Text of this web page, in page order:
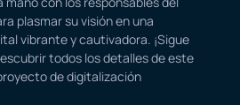
plasmar su visión en una
vibrante y cautivadora. ¡Sigue
todos los detalles de este
de digitalización